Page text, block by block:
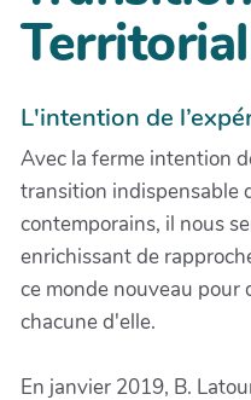
L'intention de
Avec la ferme intention
transition indispensable
contemporains, il nous
enrichissant de
ce monde nouveau pour
chacune d'elle.
En janvier 2019, B.